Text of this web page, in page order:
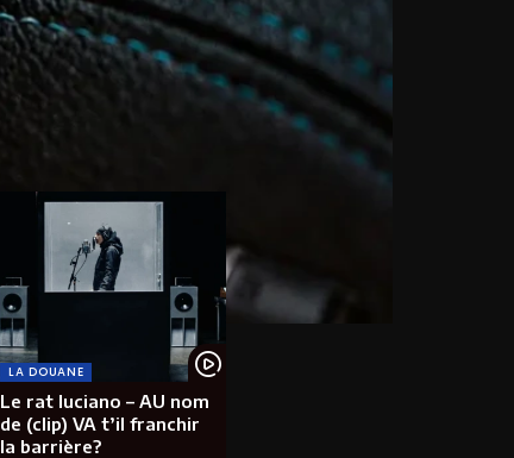
LA DOUANE
Le rat luciano – AU nom
de (clip) VA t’il franchir
la barrière?